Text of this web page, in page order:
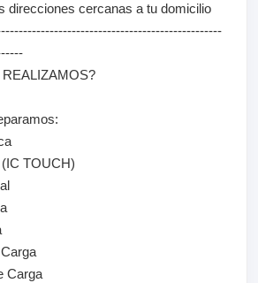
direcciones cercanas a tu domicilio
TOUCH)
Carga